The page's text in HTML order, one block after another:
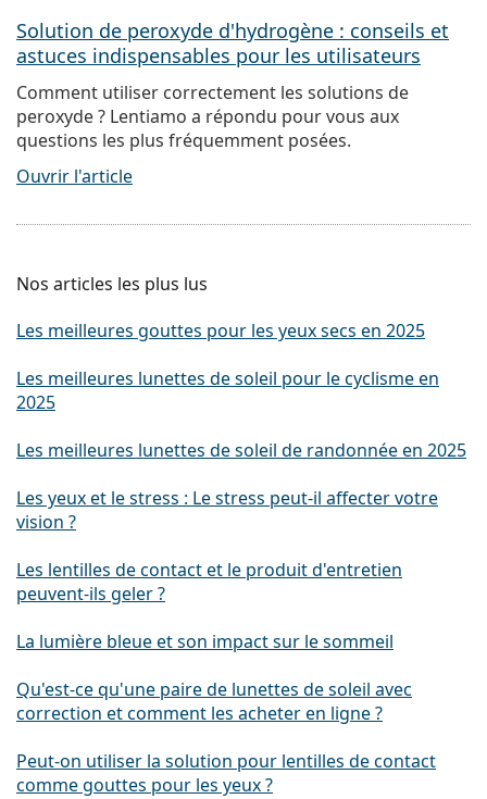
Solution de peroxyde d'hydrogène : conseils et
astuces indispensables pour les utilisateurs
Comment utiliser correctement les solutions de
peroxyde ? Lentiamo a répondu pour vous aux
questions les plus fréquemment posées.
Ouvrir l'article
Nos articles les plus lus
Les meilleures gouttes pour les yeux secs en 2025
Les meilleures lunettes de soleil pour le cyclisme en
2025
Les meilleures lunettes de soleil de randonnée en 2025
Les yeux et le stress : Le stress peut-il affecter votre
vision ?
Les lentilles de contact et le produit d'entretien
peuvent-ils geler ?
La lumière bleue et son impact sur le sommeil
Qu'est-ce qu'une paire de lunettes de soleil avec
correction et comment les acheter en ligne ?
Peut-on utiliser la solution pour lentilles de contact
comme gouttes pour les yeux ?